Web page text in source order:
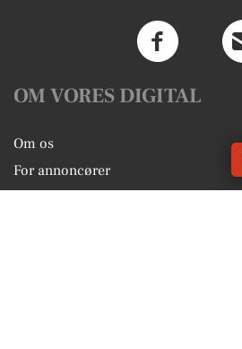
OM VORES DIGITAL
Om os
For annoncører